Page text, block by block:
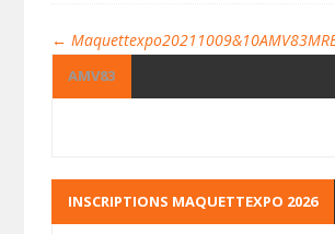
←
AMV83
INSCRIPTIONS MAQUETTEXPO 2026